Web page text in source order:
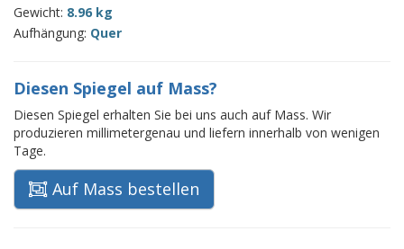
Gewicht: 8.96 kg
Aufhängung: Quer
Diesen Spiegel auf Mass?
Diesen Spiegel erhalten Sie bei uns auch auf Mass. Wir
produzieren millimetergenau und liefern innerhalb von wenigen
Tage.
Auf Mass bestellen